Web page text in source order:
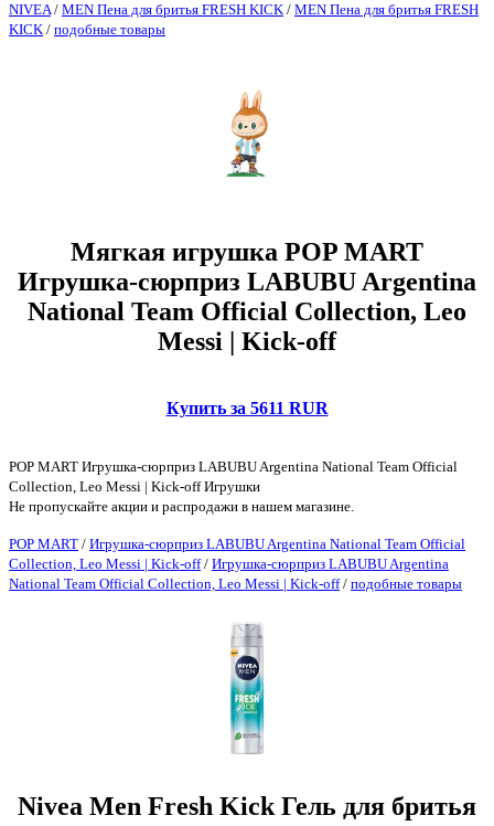
NIVEA/ MEN Пена для бритья FRESH KICK / MEN Пена для бритья FRESH
KICK / подобные товары
Мягкая игрушка POP MART
Игрушка-сюрприз LABUBU Argentina
National Team Official Collection, Leo
Messi | Kick-off
Купить за 5611 RUR
POP MART Игрушка-сюрприз LABUBU Argentina National Team Official
Collection, Leo Messi | Kick-off Игрушки
Не пропускайте акции и распродажи в нашем магазине.
POP MART / Игрушка-сюрприз LABUBU Argentina National Team Official
Collection, Leo Messi | Kick-off/ Игрушка-сюрприз LABUBU Argentina
National Team Official Collection, Leo Messi | Kick-off/ подобные товары
Nivea Men Fresh Kick Гель для бритья